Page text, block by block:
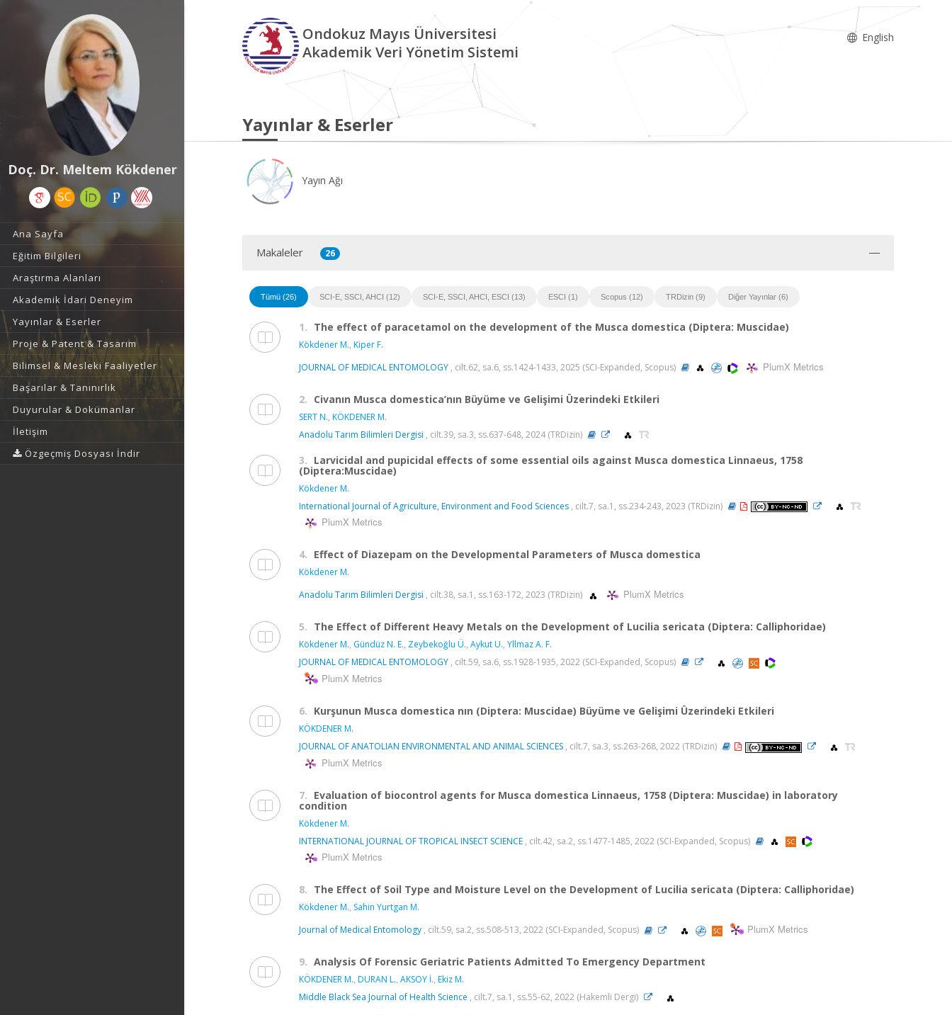
Doç. Dr. Meltem Kökdener
Ana Sayfa
Eğitim Bilgileri
Araştırma Alanları
Akademik İdari Deneyim
Yayınlar & Eserler
Proje & Patent & Tasarım
Bilimsel & Mesleki Faaliyetler
Başarılar & Tanınırlık
Duyurular & Dokümanlar
İletişim
Özgeçmiş Dosyası İndir
Ondokuz Mayıs Üniversitesi
Akademik Veri Yönetim Sistemi
English
Yayınlar & Eserler
Yayın Ağı
Makaleler 26
Tümü (26) SCI-E, SSCI, AHCI (12) SCI-E, SSCI, AHCI, ESCI (13) ESCI (1) Scopus (12) TRDizin (9) Diğer Yayınlar (6)
1. The effect of paracetamol on the development of the Musca domestica (Diptera: Muscidae)
Kökdener M., Kiper F.
JOURNAL OF MEDICAL ENTOMOLOGY , cilt.62, sa.6, ss.1424-1433, 2025 (SCI-Expanded, Scopus) PlumX Metrics
2. Civanın Musca domestica’nın Büyüme ve Gelişimi Üzerindeki Etkileri
SERT N., KÖKDENER M.
Anadolu Tarım Bilimleri Dergisi , cilt.39, sa.3, ss.637-648, 2024 (TRDizin)
3. Larvicidal and pupicidal effects of some essential oils against Musca domestica Linnaeus, 1758
(Diptera:Muscidae)
Kökdener M.
International Journal of Agriculture, Environment and Food Sciences , cilt.7, sa.1, ss.234-243, 2023 (TRDizin)
PlumX Metrics
4. Effect of Diazepam on the Developmental Parameters of Musca domestica
Kökdener M.
Anadolu Tarım Bilimleri Dergisi , cilt.38, sa.1, ss.163-172, 2023 (TRDizin) PlumX Metrics
5. The Effect of Different Heavy Metals on the Development of Lucilia sericata (Diptera: Calliphoridae)
Kökdener M., Gündüz N. E., Zeybekoğlu Ü., Aykut U., Yllmaz A. F.
JOURNAL OF MEDICAL ENTOMOLOGY , cilt.59, sa.6, ss.1928-1935, 2022 (SCI-Expanded, Scopus)
PlumX Metrics
6. Kurşunun Musca domestica nın (Diptera: Muscidae) Büyüme ve Gelişimi Üzerindeki Etkileri
KÖKDENER M.
JOURNAL OF ANATOLIAN ENVIRONMENTAL AND ANIMAL SCIENCES , cilt.7, sa.3, ss.263-268, 2022 (TRDizin)
PlumX Metrics
7. Evaluation of biocontrol agents for Musca domestica Linnaeus, 1758 (Diptera: Muscidae) in laboratory
condition
Kökdener M.
INTERNATIONAL JOURNAL OF TROPICAL INSECT SCIENCE , cilt.42, sa.2, ss.1477-1485, 2022 (SCI-Expanded, Scopus)
PlumX Metrics
8. The Effect of Soil Type and Moisture Level on the Development of Lucilia sericata (Diptera: Calliphoridae)
Kökdener M., Sahin Yurtgan M.
Journal of Medical Entomology , cilt.59, sa.2, ss.508-513, 2022 (SCI-Expanded, Scopus) PlumX Metrics
9. Analysis Of Forensic Geriatric Patients Admitted To Emergency Department
KÖKDENER M., DURAN L., AKSOY İ., Ekiz M.
Middle Black Sea Journal of Health Science , cilt.7, sa.1, ss.55-62, 2022 (Hakemli Dergi)